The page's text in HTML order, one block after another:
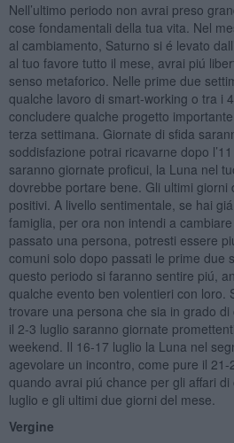
Nell’ultimo periodo non avrai preso
cose fondamentali della tua vita. Nel
al cambiamento, Saturno si é levato
al tuo favore tutto il mese, avrai piú
senso metaforico. Nelle prime due
qualche lavoro di smart-working o tra i
concludere qualche progetto
terza settimana. Giornate di sfida
soddisfazione potrai ricavarne dopo
saranno giornate proficui, la Luna nel
dovrebbe portare bene. Gli ultimi giorni
positivi. A livello sentimentale, se hai
famiglia, per ora non intendi a
passato una persona, potresti essere
comuni solo dopo passati le prime due
questo periodo si faranno sentire piú,
qualche evento ben volentieri con loro.
trovare una persona che sia in grado
il 2-3 luglio saranno giornate
weekend. Il 16-17 luglio la Luna nel
agevolare un incontro, come pure il
quando avrai piú chance per gli affari
luglio e gli ultimi due giorni del mese.
Vergine